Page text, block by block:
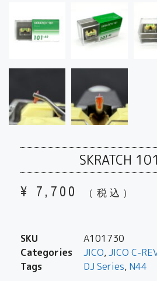
SKRATCH
¥ 7,700 （税込）
SKU
A101730
Categories
JICO,JICO C-
Tags
DJ Series, N44